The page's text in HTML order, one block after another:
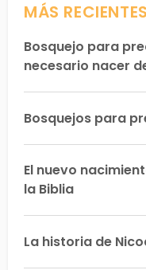
MÁS RECIENTES
Bosquejo para
necesario nacer
Bosquejos para
El nuevo
la Biblia
La historia de